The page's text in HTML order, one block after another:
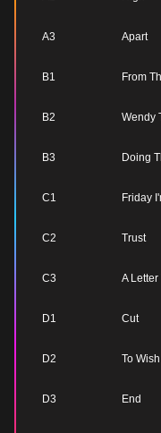
A3 Apart
B1 From
B2 Wendy
B3 Doing
C1 Friday
C2 Trust
C3 A Letter
D1 Cut
D2 To
D3 End